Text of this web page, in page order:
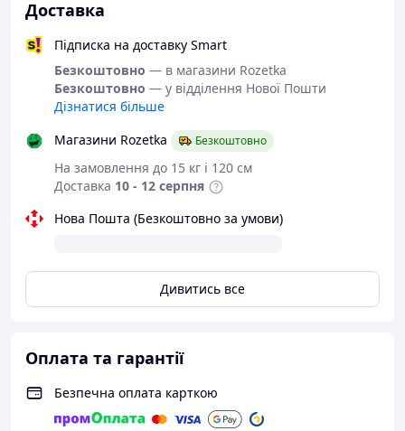
швами
використовуйте рукавички
покладіть речі в ємність (1 виріб на 6 літрів
води)
додайте 1 ковпачок (50 мл) засобу
розмішайте, залиште для просочування на 5-10
хв., ретельно розмішайте ще раз
полочіть в холодній воді доти, доки вода на
стане чистою
Доставка
Підписка на доставку Smart
Безкоштовно — в магазини Rozetka
Безкоштовно — у відділення Нової Пошти
Дізнатися більше
Магазини Rozetka
Безкоштовно
На замовлення до 15 кг і 120 см
Доставка 10 - 12 серпня
Нова Пошта (Безкоштовно за умови)
Дивитись все
Оплата та гарантії
Безпечна оплата карткою